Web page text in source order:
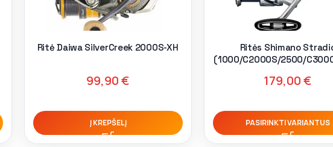
Ritė Daiwa SilverCreek 2000S-XH
99,90€
Į KREPŠELĮ
Ritės Shimano
(1000/C2000S/2500/
179,00€
PASIRINKTI VARIANTUS